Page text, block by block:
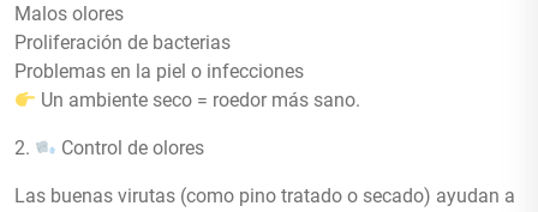
Malos olores
Proliferación de bacterias
Problemas en la piel o infecciones
Un ambiente seco = roedor más sano.
2. Control de olores
Las buenas virutas (como pino tratado o secado) ayudan a